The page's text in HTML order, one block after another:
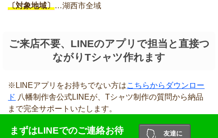
〔対象地域〕 …湖西市全域
ご来店不要、LINEのアプリで担当と直接つ
ながりTシャツ作れます
※LINEアプリをお持ちでない方はこちらからダウンロー
ド 八幡制作舎公式LINEが、Tシャツ制作の質問から納品
まで完全サポートいたします。
まずはLINEでのご連絡お待
友達に